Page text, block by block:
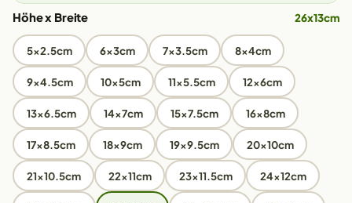
Höhe x Breite 26x13cm
5x2.5cm 6x3cm 7x3.5cm 8x4cm
9x4.5cm 10x5cm 11x5.5cm 12x6cm
13x6.5cm 14x7cm 15x7.5cm 16x8cm
17x8.5cm 18x9cm 19x9.5cm 20x10cm
21x10.5cm 22x11cm 23x11.5cm 24x12cm